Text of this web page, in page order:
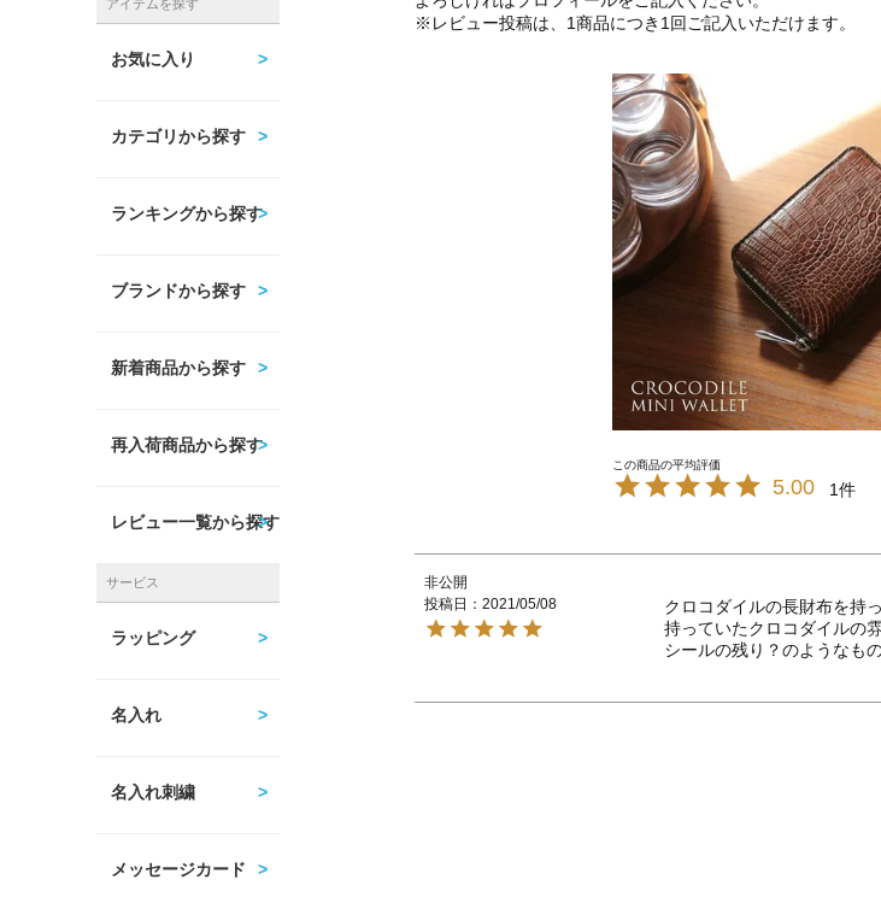
アイテムを探す
お気に入り
カテゴリから探す
ランキングから探す
ブランドから探す
新着商品から探す
再入荷商品から探す
レビュー一覧から探す
サービス
ラッピング
名入れ
名入れ刺繍
メッセージカード
※レビュー投稿は、1商品につき1回ご記入いただけます。
5.00 1
非公開
投稿日
2021/05/08
クロコダイルの長財布を持
持っていたクロコダイルの